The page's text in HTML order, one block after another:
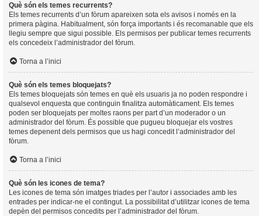
Què són els temes recurrents?
Els temes recurrents d’un fòrum apareixen sota els avisos i només en la
primera pàgina. Habitualment, són força importants i és recomanable que els
llegiu sempre que sigui possible. Els permisos per publicar temes recurrents
els concedeix l’administrador del fòrum.
Torna a l’inici
Què són els temes bloquejats?
Els temes bloquejats són temes en què els usuaris ja no poden respondre i
qualsevol enquesta que continguin finalitza automàticament. Els temes
poden ser bloquejats per moltes raons per part d’un moderador o un
administrador del fòrum. És possible que pugueu bloquejar els vostres
temes depenent dels permisos que us hagi concedit l’administrador del
fòrum.
Torna a l’inici
Què són les icones de tema?
Les icones de tema són imatges triades per l’autor i associades amb les
entrades per indicar-ne el contingut. La possibilitat d’utilitzar icones de tema
depèn del permisos concedits per l’administrador del fòrum.